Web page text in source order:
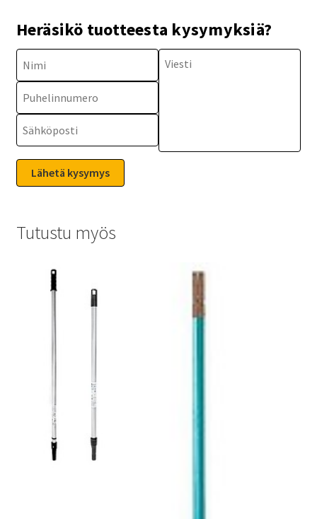
Heräsikö tuotteesta kysymyksiä?
Tutustu myös